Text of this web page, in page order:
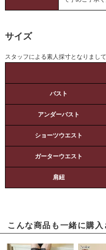
サイズ
スタッフによる素人採寸となりまし
バスト
アンダーバスト
ショーツウエスト
ガーターウエスト
肩紐
こんな商品も一緒に購